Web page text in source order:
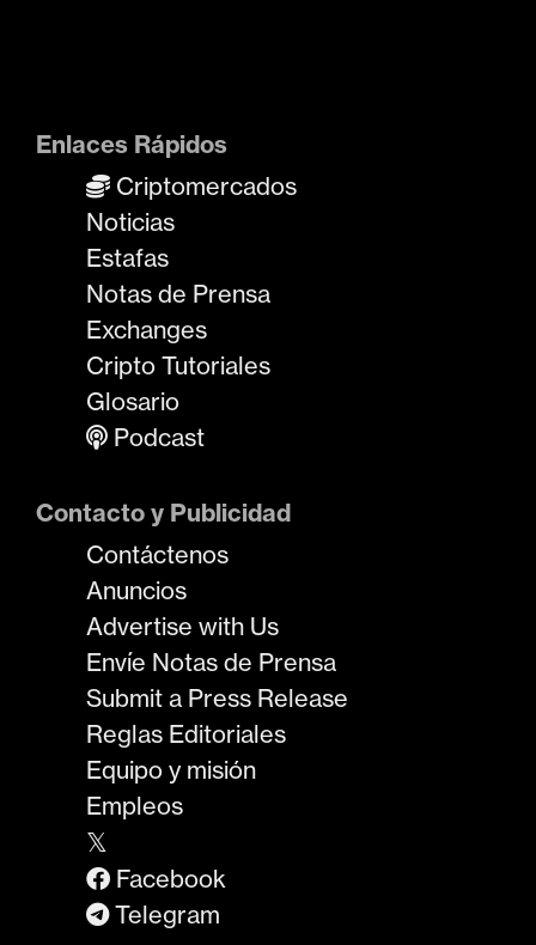
Enlaces Rápidos
Criptomercados
Noticias
Estafas
Notas de Prensa
Exchanges
Cripto Tutoriales
Glosario
Podcast
Contacto y Publicidad
Contáctenos
Anuncios
Advertise with Us
Envíe Notas de Prensa
Submit a Press Release
Reglas Editoriales
Equipo y misión
Empleos
𝕏
Facebook
Telegram